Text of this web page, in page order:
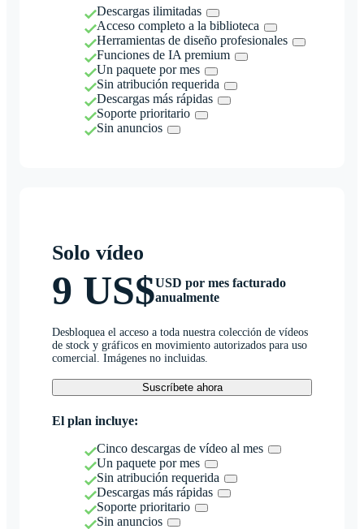
Descargas ilimitadas
Acceso completo a la biblioteca
Herramientas de diseño profesionales
Funciones de IA premium
Un paquete por mes
Sin atribución requerida
Descargas más rápidas
Soporte prioritario
Sin anuncios
Solo vídeo
9 US$USD por mes facturado
anualmente
Desbloquea el acceso a toda nuestra colección de vídeos
de stock y gráficos en movimiento autorizados para uso
comercial. Imágenes no incluidas.
Suscríbete ahora
El plan incluye:
Cinco descargas de vídeo al mes
Un paquete por mes
Sin atribución requerida
Descargas más rápidas
Soporte prioritario
Sin anuncios